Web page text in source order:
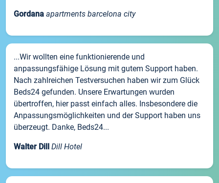
Gordana apartments barcelona city
...Wir wollten eine funktionierende und
anpassungsfähige Lösung mit gutem Support haben.
Nach zahlreichen Testversuchen haben wir zum Glück
Beds24 gefunden. Unsere Erwartungen wurden
übertroffen, hier passt einfach alles. Insbesondere die
Anpassungsmöglichkeiten und der Support haben uns
überzeugt. Danke, Beds24...
Walter Dill Dill Hotel